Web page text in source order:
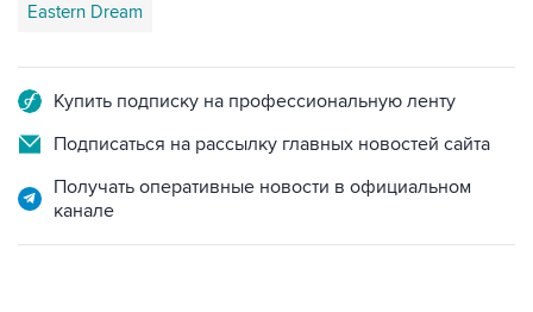
Eastern Dream
Купить подписку на профессиональную ленту
Подписаться на рассылку главных новостей сайта
Получать оперативные новости в официальном
канале